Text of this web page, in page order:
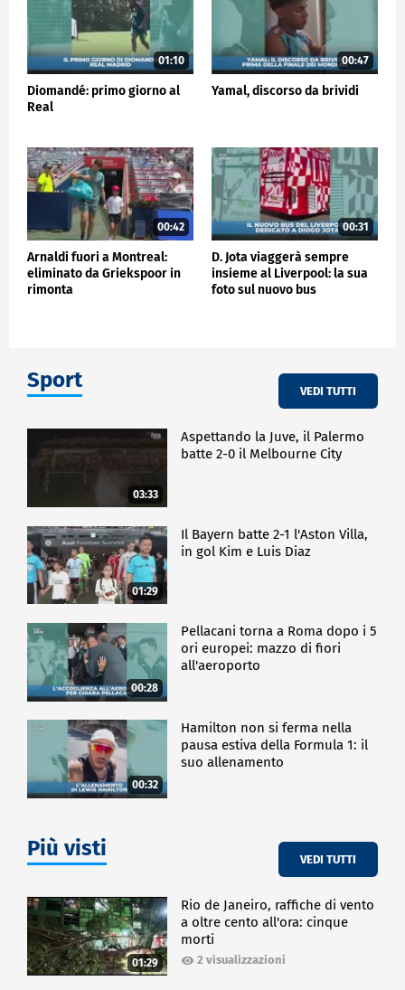
01:10
Diomandé: primo giorno al
Real
00:47
Yamal, discorso da brividi
00:42
Arnaldi fuori a Montreal:
eliminato da Griekspoor in
rimonta
00:31
D. Jota viaggerà sempre
insieme al Liverpool: la sua
foto sul nuovo bus
Sport VEDI TUTTI
03:33
Aspettando la Juve, il Palermo
batte 2-0 il Melbourne City
01:29
Il Bayern batte 2-1 l'Aston Villa,
in gol Kim e Luis Diaz
00:28
Pellacani torna a Roma dopo i 5
ori europei: mazzo di fiori
all'aeroporto
00:32
Hamilton non si ferma nella
pausa estiva della Formula 1: il
suo allenamento
Più visti VEDI TUTTI
01:29
Rio de Janeiro, raffiche di vento
a oltre cento all'ora: cinque
morti
2 visualizzazioni